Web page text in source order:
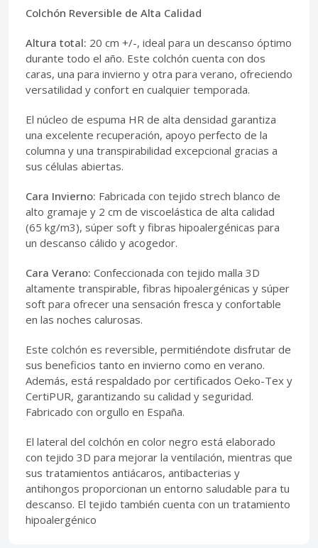
Colchón Reversible de Alta Calidad
Altura total: 20 cm +/-, ideal para un descanso óptimo
durante todo el año. Este colchón cuenta con dos
caras, una para invierno y otra para verano, ofreciendo
versatilidad y confort en cualquier temporada.
El núcleo de espuma HR de alta densidad garantiza
una excelente recuperación, apoyo perfecto de la
columna y una transpirabilidad excepcional gracias a
sus células abiertas.
Cara Invierno: Fabricada con tejido strech blanco de
alto gramaje y 2 cm de viscoelástica de alta calidad
(65 kg/m3), súper soft y fibras hipoalergénicas para
un descanso cálido y acogedor.
Cara Verano: Confeccionada con tejido malla 3D
altamente transpirable, fibras hipoalergénicas y súper
soft para ofrecer una sensación fresca y confortable
en las noches calurosas.
Este colchón es reversible, permitiéndote disfrutar de
sus beneficios tanto en invierno como en verano.
Además, está respaldado por certificados Oeko-Tex y
CertiPUR, garantizando su calidad y seguridad.
Fabricado con orgullo en España.
El lateral del colchón en color negro está elaborado
con tejido 3D para mejorar la ventilación, mientras que
sus tratamientos antiácaros, antibacterias y
antihongos proporcionan un entorno saludable para tu
descanso. El tejido también cuenta con un tratamiento
hipoalergénico